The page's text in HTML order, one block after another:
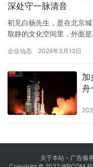
深处守一脉清音
初见白杨先生，是在北京
取静的文化空间里，外面
袭人，一缕沉香悄然氤氲
秋月等形制典雅，漆色苍
头一侧，整…
企业动态 2026年3月12日
加
舟
关于本站 - 广告服